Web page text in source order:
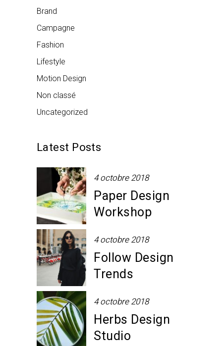
Brand
Campagne
Fashion
Lifestyle
Motion Design
Non classé
Uncategorized
Latest Posts
4 octobre 2018
Paper Design
Workshop
4 octobre 2018
Follow Design
Trends
4 octobre 2018
Herbs Design
Studio